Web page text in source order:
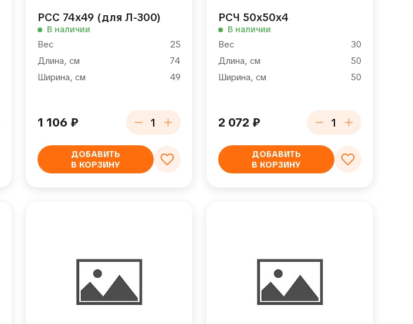
РСС 74х49 (для Л-300)
В наличии
Вес
25
Длина, см
74
Ширина, см
49
1 106 ₽
ДОБАВИТЬ
В КОРЗИНУ
РСЧ 50х50х4
В наличии
Вес
30
Длина, см
50
Ширина, см
50
2 072 ₽
ДОБАВИТЬ
В КОРЗИНУ